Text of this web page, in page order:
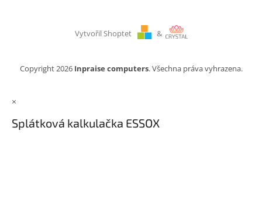
Vytvořil Shoptet &
Copyright 2026 Inpraise computers. Všechna práva vyhrazena.
×
Splátková kalkulačka ESSOX